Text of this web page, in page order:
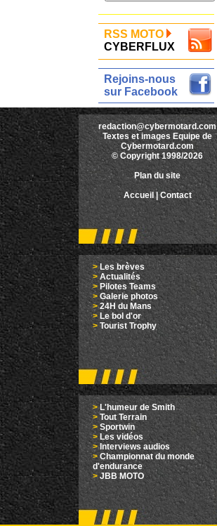
RSS MOTO
CYBERFLUX
Rejoins-nous
sur Facebook
redaction@cybermotard.com
Textes et images Equipe de
Cybermotard.com
© Copyright 1998/2026
Plan du site
Accueil |Contact
>Les brèves
> Actualités
> Pilotes Teams
>Galerie photos
>24H du Mans
>Le bol d'or
> Tourist Trophy
>L'humeur de Smith
> Tout Terrain
> Sportwin
> Les vidéos
> Interviews audios
>Championnat du monde
d'endurance
> JBB MOTO